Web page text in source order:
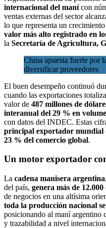
internacional del maní con
ventas externas del sector
lo que representa un
valor más alto registrado en
la Secretaría de Agricultura,
China apuesta fuerte por
diversificar proveedores
El buen desempeño continuó
cuando las exportaciones
valor de 487 millones de
interanual del 29 % en
con datos del INDEC. Estas
principal exportador mundial
23 % del comercio global.
Un motor exportador
La cadena manisera argentina
del país, genera más de 12.000
de negocios en una altísima
toda la producción nacional
posicionando al maní argentino
y trazabilidad a nivel